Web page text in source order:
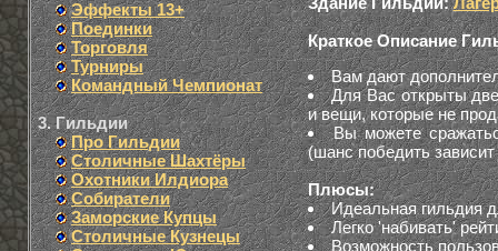
Эффекты 13+
Поединки
Торговля
Турниры
Командный Чемпионат
3. Гильдии
Про Гильдии
Столичные Шахтёры
Охотники Илдиора
Собиратели
Заморские Купцы
Столичные Кузнецы
Краткое Описание
Вам дают
Для Вас открыты
и вещи, которые не
Вы можете
(шанс победить
Плюсы:
Идеальная гильдия
Легко 'набивать'
Возможность